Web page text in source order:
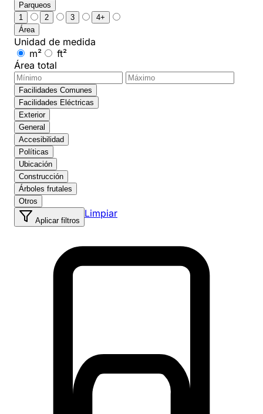
Parqueos
1
2 3
4+
Área
Unidad de medida
m²
ft²
Área total
Facilidades Comunes
Facilidades Eléctricas
Exterior
General
Accesibilidad
Políticas
Ubicación
Construcción
Árboles frutales
Otros
Aplicar filtros
Limpiar